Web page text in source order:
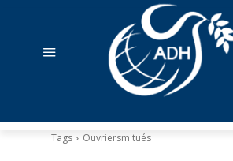
Tags Ouvriersm tués